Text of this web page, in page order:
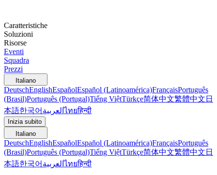
Caratteristiche
Soluzioni
Risorse
Eventi
Squadra
Prezzi
Italiano
DeutschEnglishEspañolEspañol (Latinoamérica)FrançaisPortuguês
(Brasil)Português (Portugal)Tiếng ViệtTürkçe简体中文繁體中文 日
本語한국어 العربيةไทยहिन्दी
Inizia subito
Italiano
DeutschEnglishEspañolEspañol (Latinoamérica)FrançaisPortuguês
(Brasil)Português (Portugal)Tiếng ViệtTürkçe简体中文繁體中文 日
本語한국어 العربيةไทยहिन्दी